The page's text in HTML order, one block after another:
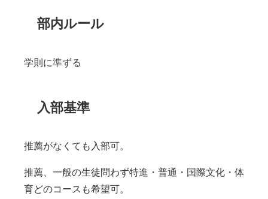
部内ルール
学則に準ずる
入部基準
推薦がなくても入部可。
推薦、一般の生徒問わず特進・普通・国際文化・体
育どのコースも希望可。